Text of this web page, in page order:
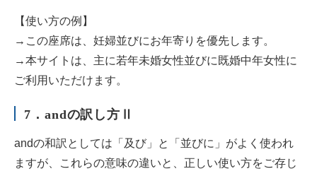
【使い方の例】
→この座席は、妊婦並びにお年寄りを優先します。
→本サイトは、主に若年未婚女性並びに既婚中年女性に
ご利用いただけます。
7．andの訳し方Ⅱ
andの和訳としては「及び」と「並びに」がよく使われ
ますが、これらの意味の違いと、正しい使い方をご存じ